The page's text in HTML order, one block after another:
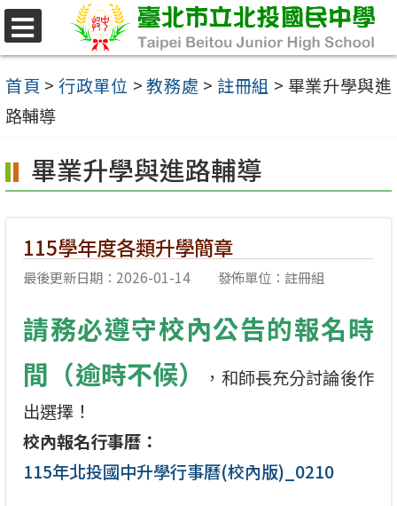
跳
至
主
要
容
區
首頁 > 行政單位 >教務處 > 註冊組 > 畢業升學與進
路輔導
畢業升學與進路輔導
115學年度各類升學簡章
最後更新日期：2026-01-14 發佈單位：註冊組
請務必遵守校內公告的報名時
間（逾時不候）
，和師長充分討論後作
出選擇！
校內報名行事曆：
115年北投國中升學行事曆(校內版)_0210
選
單